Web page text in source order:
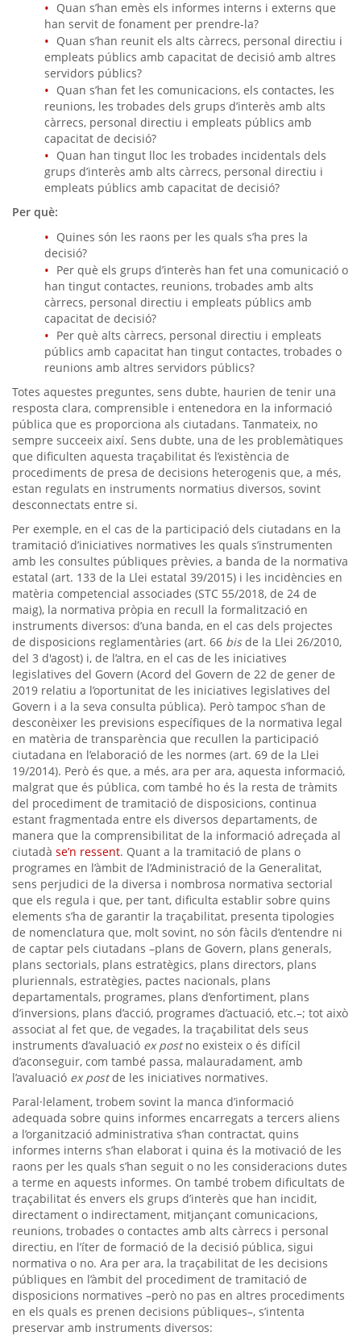
Quan s’han emès els informes interns i externs que
han servit de fonament per prendre-la?
Quan s’han reunit els alts càrrecs, personal directiu i
empleats públics amb capacitat de decisió amb altres
servidors públics?
Quan s’han fet les comunicacions, els contactes, les
reunions, les trobades dels grups d’interès amb alts
càrrecs, personal directiu i empleats públics amb
capacitat de decisió?
Quan han tingut lloc les trobades incidentals dels
grups d’interès amb alts càrrecs, personal directiu i
empleats públics amb capacitat de decisió?
Per què:
Quines són les raons per les quals s’ha pres la
decisió?
Per què els grups d’interès han fet una comunicació o
han tingut contactes, reunions, trobades amb alts
càrrecs, personal directiu i empleats públics amb
capacitat de decisió?
Per què alts càrrecs, personal directiu i empleats
públics amb capacitat han tingut contactes, trobades o
reunions amb altres servidors públics?
Totes aquestes preguntes, sens dubte, haurien de tenir una
resposta clara, comprensible i entenedora en la informació
pública que es proporciona als ciutadans. Tanmateix, no
sempre succeeix així. Sens dubte, una de les problemàtiques
que dificulten aquesta traçabilitat és l’existència de
procediments de presa de decisions heterogenis que, a més,
estan regulats en instruments normatius diversos, sovint
desconnectats entre si.
Per exemple, en el cas de la participació dels ciutadans en la
tramitació d’iniciatives normatives les quals s’instrumenten
amb les consultes públiques prèvies, a banda de la normativa
estatal (art. 133 de la Llei estatal 39/2015) i les incidències en
matèria competencial associades (STC 55/2018, de 24 de
maig), la normativa pròpia en recull la formalització en
instruments diversos: d’una banda, en el cas dels projectes
de disposicions reglamentàries (art. 66 bisde la Llei 26/2010,
del 3 d'agost) i, de l’altra, en el cas de les iniciatives
legislatives del Govern (Acord del Govern de 22 de gener de
2019 relatiu a l’oportunitat de les iniciatives legislatives del
Govern i a la seva consulta pública). Però tampoc s’han de
desconèixer les previsions específiques de la normativa legal
en matèria de transparència que recullen la participació
ciutadana en l’elaboració de les normes (art. 69 de la Llei
19/2014). Però és que, a més, ara per ara, aquesta informació,
malgrat que és pública, com també ho és la resta de tràmits
del procediment de tramitació de disposicions, continua
estant fragmentada entre els diversos departaments, de
manera que la comprensibilitat de la informació adreçada al
ciutadà se’n ressent. Quant a la tramitació de plans o
programes en l’àmbit de l’Administració de la Generalitat,
sens perjudici de la diversa i nombrosa normativa sectorial
que els regula i que, per tant, dificulta establir sobre quins
elements s’ha de garantir la traçabilitat, presenta tipologies
de nomenclatura que, molt sovint, no són fàcils d’entendre ni
de captar pels ciutadans –plans de Govern, plans generals,
plans sectorials, plans estratègics, plans directors, plans
pluriennals, estratègies, pactes nacionals, plans
departamentals, programes, plans d’enfortiment, plans
d’inversions, plans d’acció, programes d’actuació, etc.–; tot això
associat al fet que, de vegades, la traçabilitat dels seus
instruments d’avaluació ex postno existeix o és difícil
d’aconseguir, com també passa, malauradament, amb
l’avaluació ex postde les iniciatives normatives.
Paral·lelament, trobem sovint la manca d’informació
adequada sobre quins informes encarregats a tercers aliens
a l’organització administrativa s’han contractat, quins
informes interns s’han elaborat i quina és la motivació de les
raons per les quals s’han seguit o no les consideracions dutes
a terme en aquests informes. On també trobem dificultats de
traçabilitat és envers els grups d’interès que han incidit,
directament o indirectament, mitjançant comunicacions,
reunions, trobades o contactes amb alts càrrecs i personal
directiu, en l’íter de formació de la decisió pública, sigui
normativa o no. Ara per ara, la traçabilitat de les decisions
públiques en l’àmbit del procediment de tramitació de
disposicions normatives –però no pas en altres procediments
en els quals es prenen decisions públiques–, s’intenta
preservar amb instruments diversos: